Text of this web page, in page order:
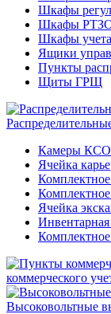
Шкафы
Шкафы
Шкафы
Ящики
Пункты
Щиты ГРЩ
Камеры КСО
Ячейка
Ячейка
коммерческого
Высоковольтные